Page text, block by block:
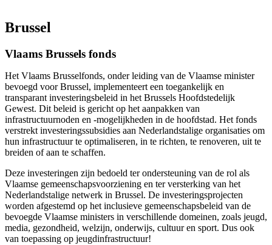
Brussel
Vlaams Brussels fonds
Het Vlaams Brusselfonds, onder leiding van de Vlaamse minister
bevoegd voor Brussel, implementeert een toegankelijk en
transparant investeringsbeleid in het Brussels Hoofdstedelijk
Gewest. Dit beleid is gericht op het aanpakken van
infrastructuurnoden en -mogelijkheden in de hoofdstad. Het fonds
verstrekt investeringssubsidies aan Nederlandstalige organisaties om
hun infrastructuur te optimaliseren, in te richten, te renoveren, uit te
breiden of aan te schaffen.
Deze investeringen zijn bedoeld ter ondersteuning van de rol als
Vlaamse gemeenschapsvoorziening en ter versterking van het
Nederlandstalige netwerk in Brussel. De investeringsprojecten
worden afgestemd op het inclusieve gemeenschapsbeleid van de
bevoegde Vlaamse ministers in verschillende domeinen, zoals jeugd,
media, gezondheid, welzijn, onderwijs, cultuur en sport. Dus ook
van toepassing op jeugdinfrastructuur!